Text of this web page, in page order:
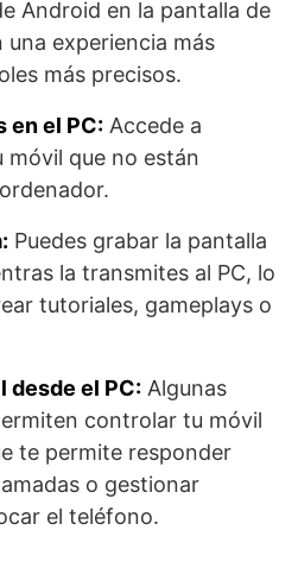
Android en la pantalla de
experiencia más
más precisos.
en el PC: Accede a
móvil que no están
Puedes grabar la pantalla
la transmites al PC, lo
tutoriales, gameplays o
desde el PC: Algunas
controlar tu móvil
te permite responder
o gestionar
el teléfono.